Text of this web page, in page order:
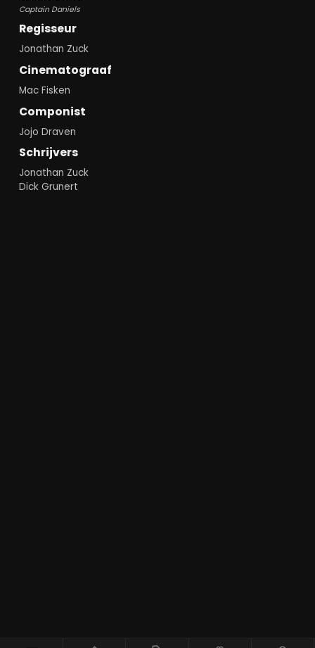
Captain Daniels
Regisseur
Jonathan Zuck
Cinematograaf
Mac Fisken
Componist
Jojo Draven
Schrijvers
Jonathan Zuck
Dick Grunert